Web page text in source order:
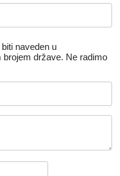
naveden u
brojem države. Ne radimo